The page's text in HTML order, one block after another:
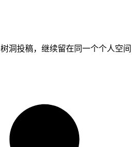
洞投稿，继续留在同一个个人空间